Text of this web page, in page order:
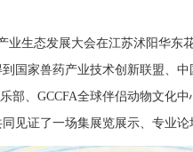
业生态发展大会在江苏沭阳华
国家兽药产业技术创新联盟、
部、GCCFA全球伴侣动物文化
见证了一场集展览展示、专业